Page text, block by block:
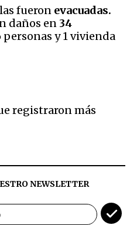
fueron evacuadas.
daños en 34
personas y 1 vivienda
registraron más
NEWSLETTER